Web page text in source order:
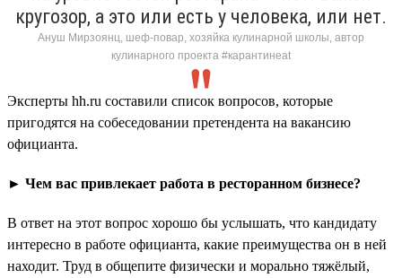
кругозор, а это или есть у человека, или нет.
Ануш Мирзоянц, шеф-повар, хозяйка кулинарной школы, автор
кулинарного проекта #карантинeat
Эксперты hh.ru составили список вопросов, которые
пригодятся на собеседовании претендента на вакансию
официанта.
► Чем вас привлекает работа в ресторанном бизнесе?
В ответ на этот вопрос хорошо бы услышать, что кандидату
интересно в работе официанта, какие преимущества он в ней
находит. Труд в общепите физически и морально тяжёлый,